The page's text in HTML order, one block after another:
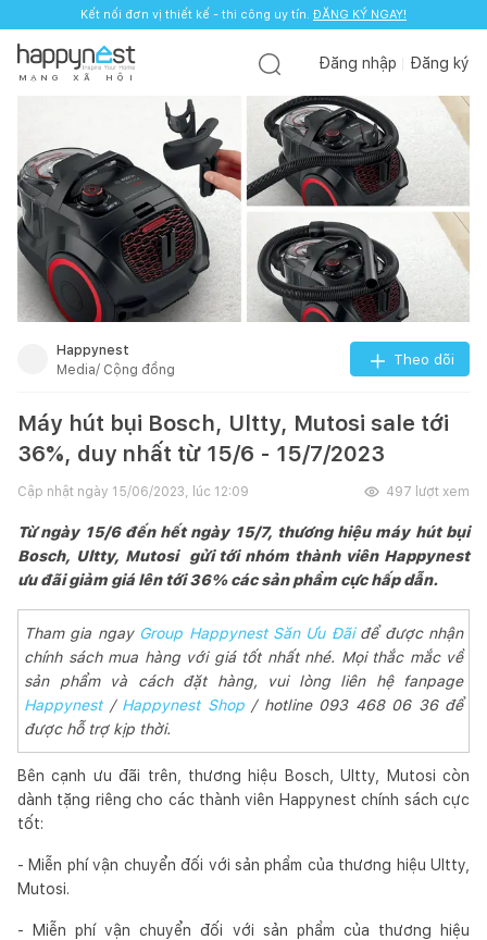
Kết nối đơn vị thiết kế - thi công uy tín. ĐĂNG KÝ NGAY!
M Ạ N G X Ã H Ộ I
Đăng nhập Đăng ký
Happynest
Media/ Cộng đồng
Theo dõi
Máy hút bụi Bosch, Ultty, Mutosi sale tới
36%, duy nhất từ 15/6 - 15/7/2023
Cập nhật ngày 15/06/2023, lúc 12:09 497 lượt xem
Từ ngày 15/6 đến hết ngày 15/7, thương hiệu máy hút bụi
Bosch, Ultty, Mutosi gửi tới nhóm thành viên Happynest
ưu đãi giảm giá lên tới 36% các sản phẩm cực hấp dẫn.
Tham gia ngay Group Happynest Săn Ưu Đãi để được nhận
chính sách mua hàng với giá tốt nhất nhé. Mọi thắc mắc về
sản phẩm và cách đặt hàng, vui lòng liên hệ fanpage
Happynest/ Happynest Shop/ hotline 093 468 06 36 để
được hỗ trợ kịp thời.
Bên cạnh ưu đãi trên, thương hiệu Bosch, Ultty, Mutosi còn
dành tặng riêng cho các thành viên Happynest chính sách cực
tốt:
- Miễn phí vận chuyển đối với sản phẩm của thương hiệu Ultty,
Mutosi.
- Miễn phí vận chuyển đối với sản phẩm của thương hiệu